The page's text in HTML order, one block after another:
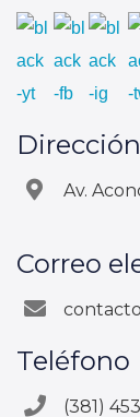
Dirección
Av.
Correo
Teléfono
(381)